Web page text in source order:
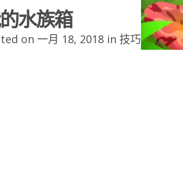
水族箱
on 一月 18, 2018 in 技巧